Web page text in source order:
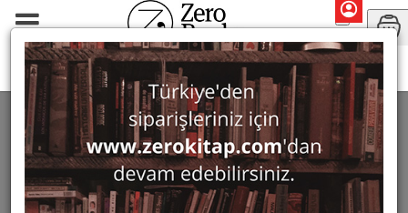
Monographs History